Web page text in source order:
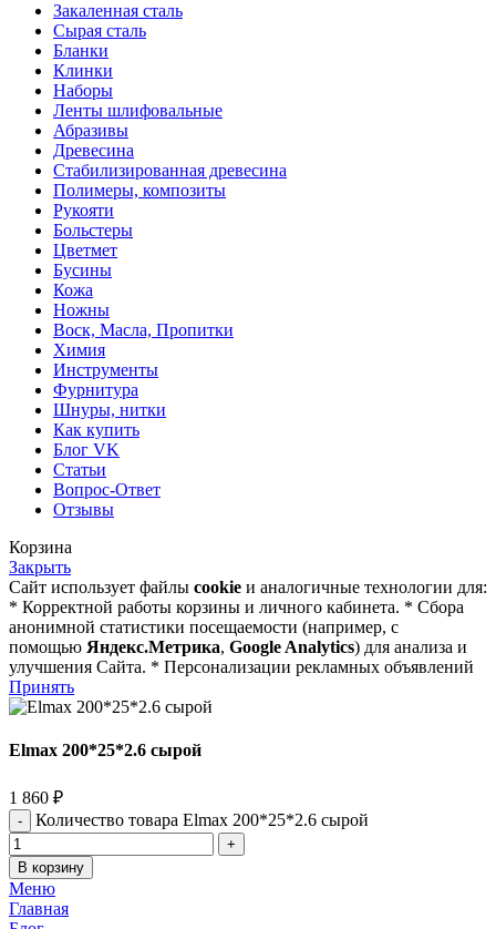
Закаленная сталь
Сырая сталь
Бланки
Клинки
Наборы
Ленты шлифовальные
Абразивы
Древесина
Стабилизированная древесина
Полимеры, композиты
Рукояти
Больстеры
Цветмет
Бусины
Кожа
Ножны
Воск, Масла, Пропитки
Химия
Инструменты
Фурнитура
Шнуры, нитки
Как купить
Блог VK
Статьи
Вопрос-Ответ
Отзывы
Корзина
Закрыть
Сайт использует файлы cookie и аналогичные технологии для:
* Корректной работы корзины и личного кабинета. * Сбора
анонимной статистики посещаемости (например, с
помощью Яндекс.Метрика, Google Analytics) для анализа и
улучшения Сайта. * Персонализации рекламных объявлений
Принять
Elmax 200*25*2.6 сырой
1 860 ₽
Количество товара Elmax 200*25*2.6 сырой
В корзину
Меню
Главная